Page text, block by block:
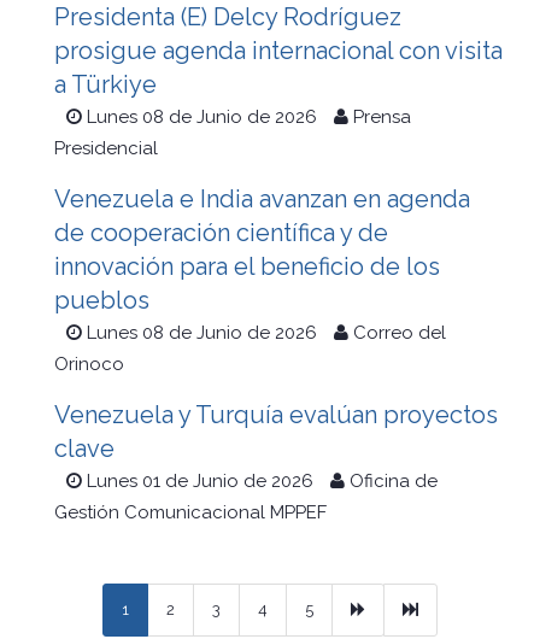
Presidenta (E) Delcy Rodríguez
prosigue agenda internacional con visita
a Türkiye
Lunes 08 de Junio de 2026
Prensa
Presidencial
Venezuela e India avanzan en agenda
de cooperación científica y de
innovación para el beneficio de los
pueblos
Lunes 08 de Junio de 2026
Correo del
Orinoco
Venezuela y Turquía evalúan proyectos
clave
Lunes 01 de Junio de 2026
Oficina de
Gestión Comunicacional MPPEF
1 2 3 4 5 Ultimo